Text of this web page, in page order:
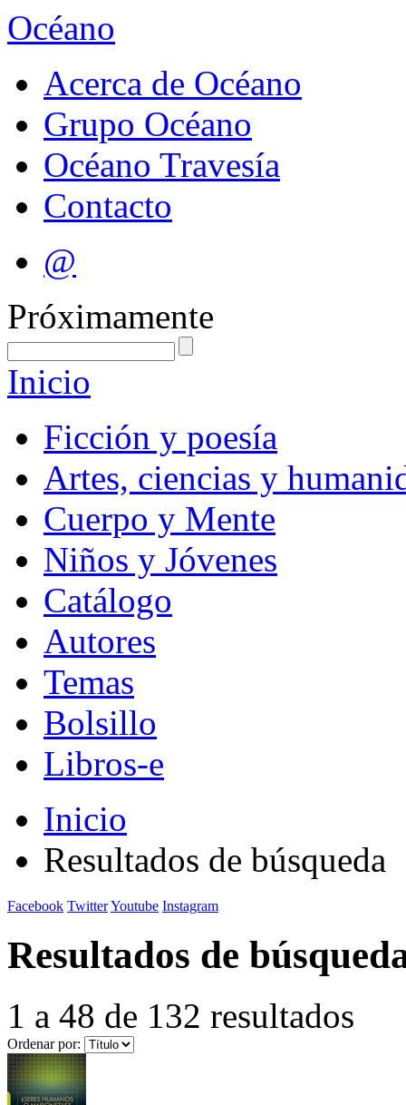
Océano
Acerca de Océano
Grupo Océano
Océano Travesía
Contacto
@
Próximamente
Inicio
Ficción y poesía
Artes, ciencias y
Cuerpo y Mente
Niños y Jóvenes
Catálogo
Autores
Temas
Bolsillo
Libros-e
Inicio
Resultados de búsqueda
Facebook TwitterYoutube Instagram
Resultados de
1 a 48 de 132 resultados
Ordenar por: